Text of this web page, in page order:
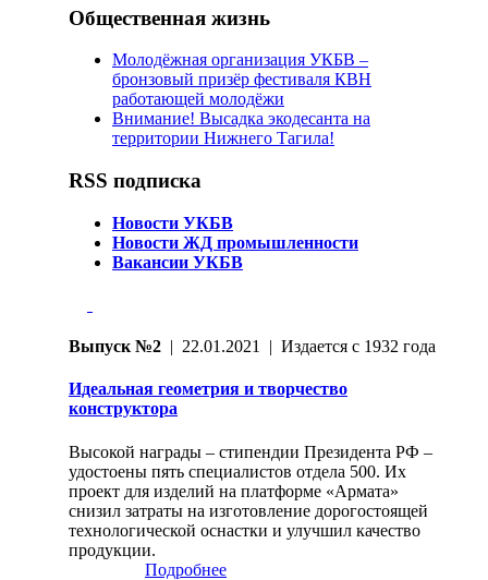
Общественная жизнь
Молодёжная организация УКБВ –
бронзовый призёр фестиваля КВН
работающей молодёжи
Внимание! Высадка экодесанта на
территории Нижнего Тагила!
RSS подписка
Новости УКБВ
Новости ЖД промышленности
Вакансии УКБВ
Выпуск №2 | 22.01.2021 | Издается с 1932 года
Идеальная геометрия и творчество
конструктора
Высокой награды – стипендии Президента РФ –
удостоены пять специалистов отдела 500. Их
проект для изделий на платформе «Армата»
снизил затраты на изготовление дорогостоящей
технологической оснастки и улучшил качество
продукции.
Подробнее